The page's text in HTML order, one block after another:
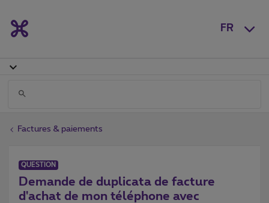
FR
Factures & paiements
QUESTION
Demande de duplicata de facture
d'achat de mon téléphone avec